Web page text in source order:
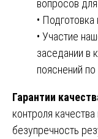
вопросов
•
• Участие
заседании в
пояснений по
Гарантии
контроля
безупречность